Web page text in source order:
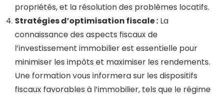
propriétés, et la résolution des problèmes locatifs.
Stratégies d’optimisation fiscale : La
connaissance des aspects fiscaux de
l’investissement immobilier est essentielle pour
minimiser les impôts et maximiser les rendements.
Une formation vous informera sur les dispositifs
fiscaux favorables à l’immobilier, tels que le régime